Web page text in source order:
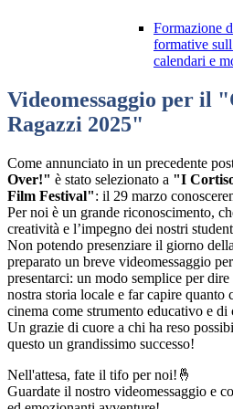
Formazione
formative
calendari e
Videomessaggio per il
Ragazzi 2025"
Come annunciato in un precedente
Over!" è stato selezionato a "I
Film Festival": il 29 marzo
Per noi è un grande riconoscimento,
creatività e l’impegno dei nostri
Non potendo presenziare il giorno
preparato un breve videomessaggio
presentarci: un modo semplice per
nostra storia locale e far capire quanto
cinema come strumento educativo e di
Un grazie di cuore a chi ha reso
questo un grandissimo successo!
Nell'attesa, fate il tifo per noi!🤞
Guardate il nostro videomessaggio e